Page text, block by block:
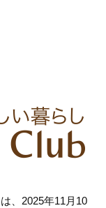
、2025年11月10